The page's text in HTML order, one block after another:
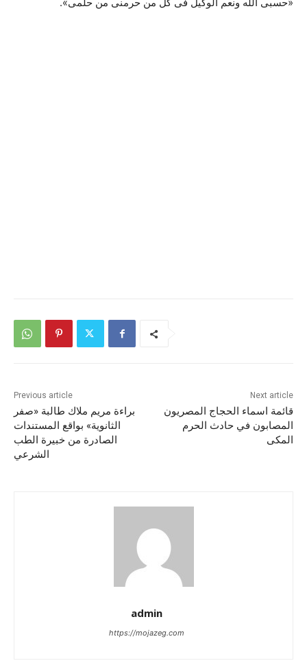
Previous article
براءة مريم ملاك طالبة «صفر
الثانوية» بواقع المستندات
الصادرة من خبيرة الطب
الشرعي
Next article
قائمة اسماء الحجاج المصريون
المصابون في حادث الحرم
المكى
admin
https://mojazeg.com